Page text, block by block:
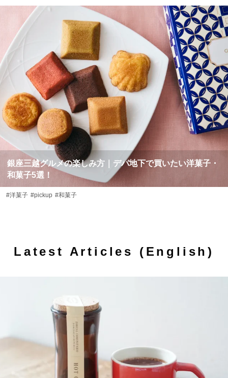
銀座三越グルメの楽しみ方｜デパ地下で買いたい洋菓子・
和菓子5選！
#洋菓子 #pickup #和菓子
Latest Articles (English)